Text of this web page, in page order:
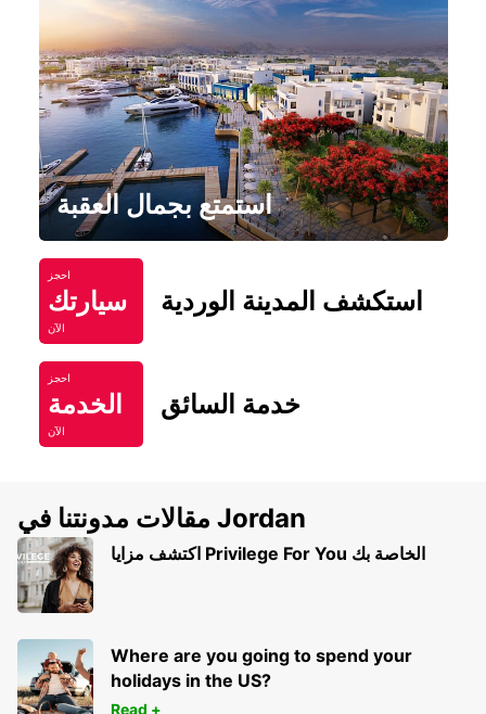
استمتع بجمال العقبة
احجز
سيارتك
الآن
استكشف المدينة الوردية
احجز
الخدمة
الآن
خدمة السائق
مقالات مدونتنا في Jordan
اكتشف مزايا Privilege For You الخاصة بك
Where are you going to spend your
holidays in the US?
Read +